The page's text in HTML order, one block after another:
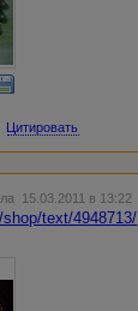
Цитировать
15.03.2011 в 13:22
text/4948713/